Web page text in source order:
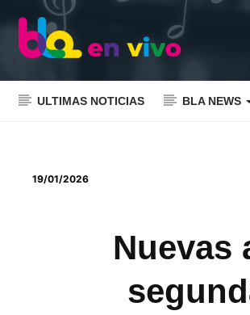
ULTIMAS NOTICIAS BLA NEWS
19/01/2026
Nuevas